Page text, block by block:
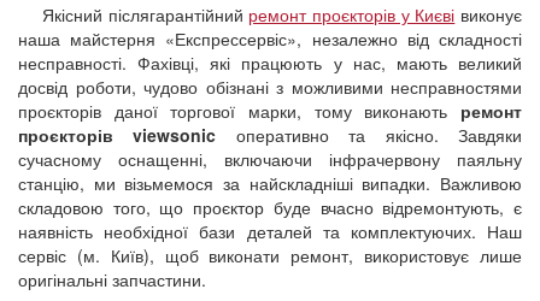
Якісний післягарантійний ремонт проєкторів у Києві виконує
наша майстерня «Експрессервіс», незалежно від складності
несправності. Фахівці, які працюють у нас, мають великий
досвід роботи, чудово обізнані з можливими несправностями
проєкторів даної торгової марки, тому виконають ремонт
проєкторів viewsonic оперативно та якісно. Завдяки
сучасному оснащенні, включаючи інфрачервону паяльну
станцію, ми візьмемося за найскладніші випадки. Важливою
складовою того, що проєктор буде вчасно відремонтують, є
наявність необхідної бази деталей та комплектуючих. Наш
сервіс (м. Київ), щоб виконати ремонт, використовує лише
оригінальні запчастини.